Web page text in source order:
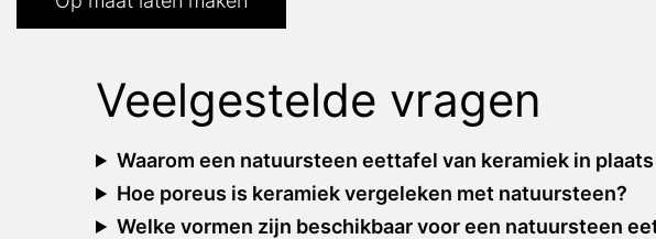
Veelgestelde vragen
Waarom een natuursteen eettafel van keramiek in
Hoe poreus is keramiek vergeleken met natuursteen?
Welke vormen zijn beschikbaar voor een natuursteen